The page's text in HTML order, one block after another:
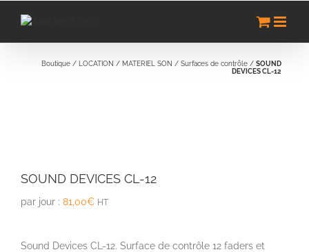
Boutique / LOCATION / MATERIEL SON / Surfaces de contrôle / SOUND
DEVICES CL-12
SOUND DEVICES CL-12
par jour : 81,00€ HT
Sound Devices CL-12. Surface de contrôle 12 faders et